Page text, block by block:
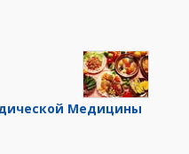
Медицины